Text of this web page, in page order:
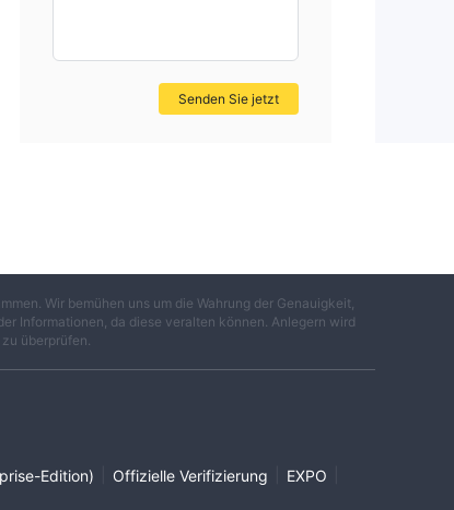
Senden Sie jetzt
Wir bemühen uns um die Wahrung der Genauigkeit,
Informationen, da diese veralten können. Anlegern wird
überprüfen.
Edition) Offizielle Verifizierung EXPO